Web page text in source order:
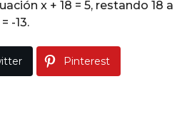
x + 18 = 5, restando 18 a
-13.
Pinterest